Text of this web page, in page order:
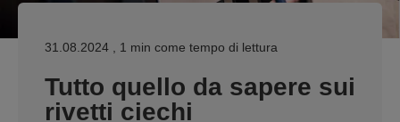
31.08.2024 , 1 min come tempo di lettura
Tutto quello da sapere sui
rivetti ciechi